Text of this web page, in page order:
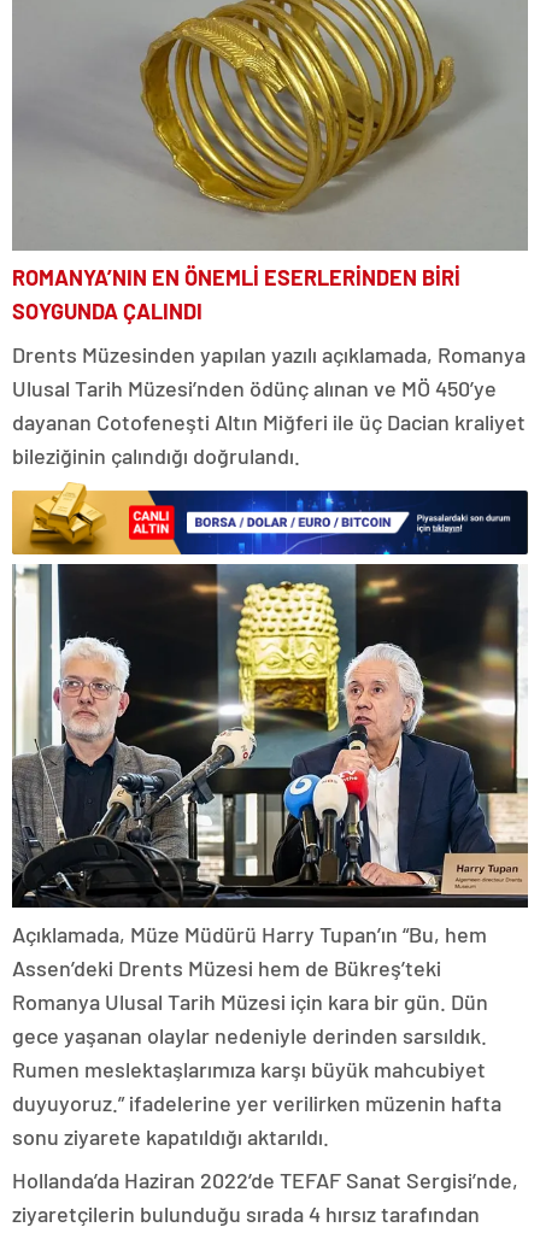
ROMANYA’NIN EN ÖNEMLİ ESERLERİNDEN BİRİ
SOYGUNDA ÇALINDI
Drents Müzesinden yapılan yazılı açıklamada, Romanya
Ulusal Tarih Müzesi’nden ödünç alınan ve MÖ 450’ye
dayanan Cotofeneşti Altın Miğferi ile üç Dacian kraliyet
bileziğinin çalındığı doğrulandı.
Açıklamada, Müze Müdürü Harry Tupan’ın “Bu, hem
Assen’deki Drents Müzesi hem de Bükreş’teki
Romanya Ulusal Tarih Müzesi için kara bir gün. Dün
gece yaşanan olaylar nedeniyle derinden sarsıldık.
Rumen meslektaşlarımıza karşı büyük mahcubiyet
duyuyoruz.” ifadelerine yer verilirken müzenin hafta
sonu ziyarete kapatıldığı aktarıldı.
Hollanda’da Haziran 2022’de TEFAF Sanat Sergisi’nde,
ziyaretçilerin bulunduğu sırada 4 hırsız tarafından